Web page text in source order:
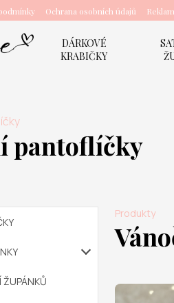
Ochrana osobních údajů
DÁRKOVÉ
KRABIČKY
pantoflíčky
ŽUPÁNKŮ
Produkty